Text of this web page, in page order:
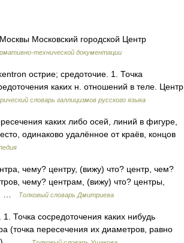
Московский городской Центр
технической документации
острие; средоточие. 1. Точка
каких н. отношений в теле. Центр
словарь галлицизмов русского языка
каких либо осей, линий в фигуре,
одинаково удалённое от краёв, концов
чему? центру, (вижу) что? центр, чем?
чему? центрам, (вижу) что? центры,
…
Толковый словарь Дмитриева
Точка сосредоточения каких нибудь
(точка пересечения их диаметров, равно